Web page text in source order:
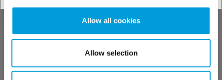
Allow all cookies
Allow selection